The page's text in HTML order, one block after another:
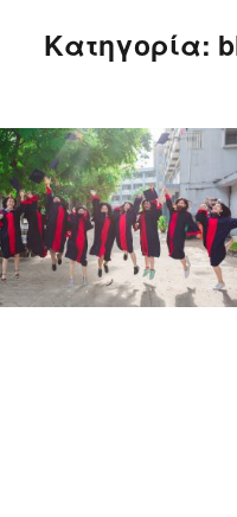
Κατηγορία: